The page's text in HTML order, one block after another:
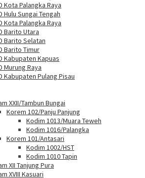
Kota Palangka Raya
Hulu Sungai Tengah
Kota Palangka Raya
Barito Utara
Barito Selatan
Barito Timur
Kabupaten Kapuas
Murung Raya
Kabupaten Pulang Pisau
XXII/Tambun Bungai
Korem 102/Panju Panjung
Kodim 1013/Muara Teweh
Kodim 1016/Palangka
Korem 101/Antasari
Kodim 1002/HST
Kodim 1010 Tapin
XII Tanjung Pura
XVIII Kasuari